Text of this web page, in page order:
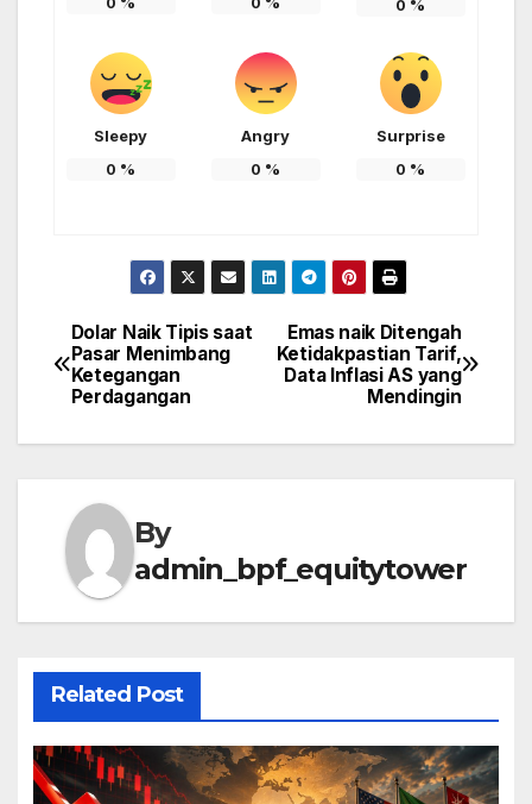
0 %
Sleepy
0 %
Angry
0 %
Surprise
0 %
Post
navigation
Emas naik Ditengah
Ketidakpastian Tarif,
Data Inflasi AS yang
Mendingin
Dolar Naik Tipis saat
Pasar Menimbang
Ketegangan
Perdagangan
By
admin_bpf_equitytower
Related Post